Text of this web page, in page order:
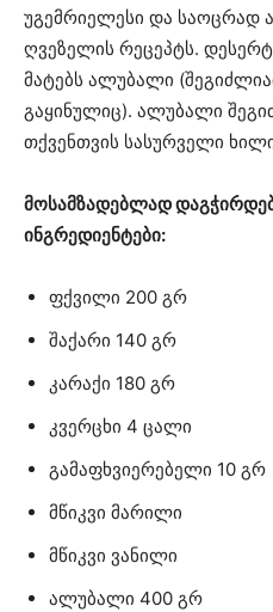
უგემრიელესი და საოცრად
ღვეზელის რეცეპტს.
მატებს ალუბალი
გაყინულიც). ალუბალი
თქვენთვის სასურველი
მოსამზადებლად
ინგრედიენტები:
ფქვილი 200 გრ
შაქარი 140 გრ
კარაქი 180 გრ
კვერცხი 4 ცალი
გამაფხვიერებელი 10 გრ
მწიკვი მარილი
მწიკვი ვანილი
ალუბალი 400 გრ